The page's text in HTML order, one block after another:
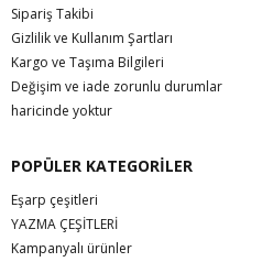
Sipariş Takibi
Gizlilik ve Kullanım Şartları
Kargo ve Taşıma Bilgileri
Değişim ve iade zorunlu durumlar
haricinde yoktur
POPÜLER KATEGORİLER
Eşarp çeşitleri
YAZMA ÇEŞİTLERİ
Kampanyalı ürünler